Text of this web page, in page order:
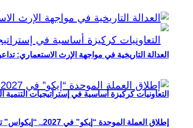
التعاونيات كركيزة أساسية في إستراتيجيات التنمية
العدالة التاريخية في مواجهة الإرث الاستعماري:
إطلاق العملة الموحدة “إيكو” في 2027.. “إيكواس” تمضي قدمًا دون انتظار